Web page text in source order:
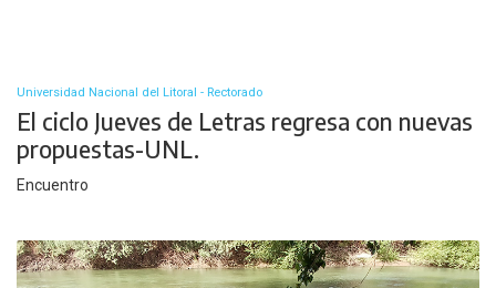
Universidad Nacional del Litoral - Rectorado
El ciclo Jueves de Letras regresa con nuevas
propuestas-UNL.
Encuentro